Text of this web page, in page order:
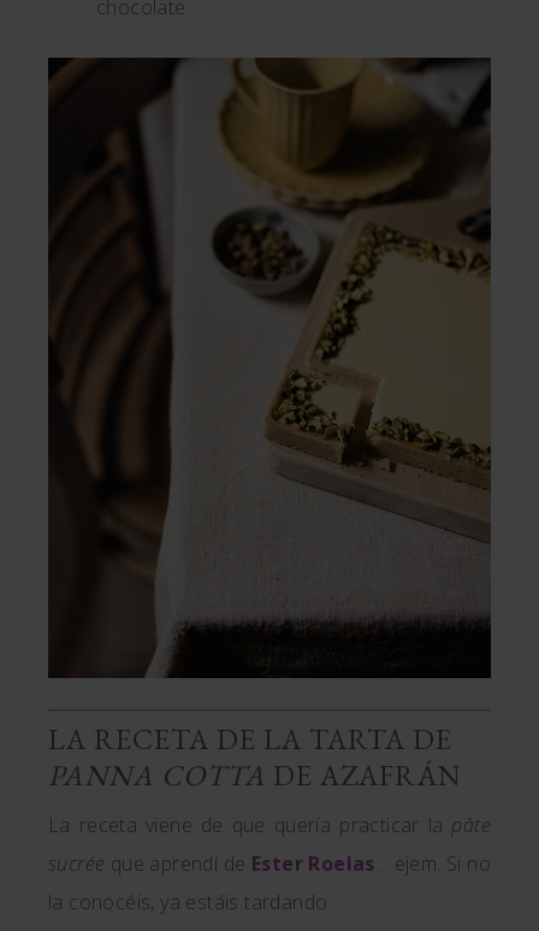
chocolate.
LA RECETA DE LA TARTA DE
PANNA COTTA DE AZAFRÁN
La receta viene de que quería practicar la pâte
sucrée que aprendí de Ester Roelas… ejem. Si no
la conocéis, ya estáis tardando.